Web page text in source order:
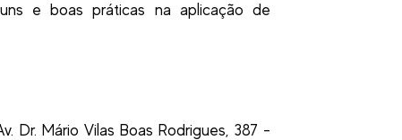
e boas práticas na aplicação de
Dr. Mário Vilas Boas Rodrigues, 387 -